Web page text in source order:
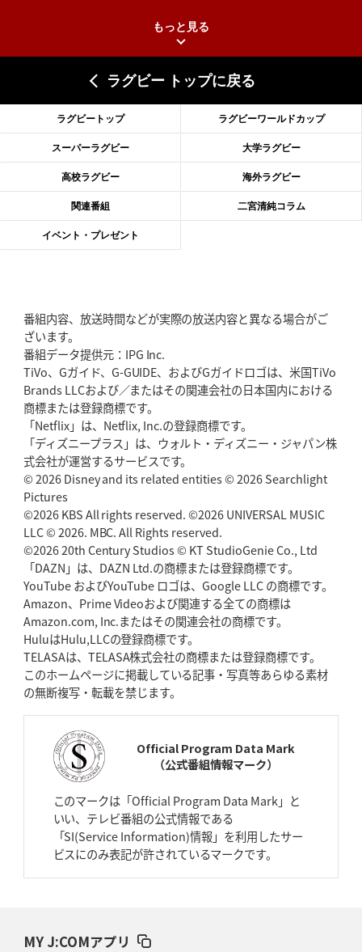
2026年6月18日(木)更新
滑川剛人レフリー、早過ぎる引退「27年W杯の主審、遠のいた夢」
2026年6月11日(木)更新
神戸、リーグワン初優勝の道のりデイブ・レニーHCの功績と財産
2026年6月4日(木)更新
“泣き虫先生”こと山口良治氏死去「信は力なり」骨太の教育方針
2026年5月21日(木)更新
狭山RG、ライチェル海遥スタッフ入り
ッション
2026年5月14日(木)更新
神戸、1位通過の立役者レタリック
「悲運の闘将」宮地克実氏死去 熱血指導で埼玉WKの基礎築く
2026年4月30日(木)更新
BR東京、「ユニバーサルデー」の意義「特別からノーマルへ」が最終
ゴール
2026年4月23日(木)更新
元代表ラピース、今季限りで引退「クボタは10年いた自分のホーム」
2026年4月16日(木)更新
BL東京「強化拠点」を「共有財産」に新クラブハウスは「皆に開かれ
た空間」
2026年4月9日(木)更新
スティーラーズ、名門復活の足音
2026年4月2日(木)更新
2026年3月26日(木)更新
AZ-COM丸和、リーグワンへ参入決定 「フィールド丸ごと計測機器」の
もっと見る
ラグビー トップに戻る
ラグビートップ ラグビーワールドカップ
スーパーラグビー 大学ラグビー
高校ラグビー 海外ラグビー
関連番組 二宮清純コラム
イベント・プレゼント
番組内容、放送時間などが実際の放送内容と異なる場合がご
ざいます。
番組データ提供元：IPG Inc.
TiVo、Gガイド、G-GUIDE、およびGガイドロゴは、米国TiVo
Brands LLCおよび／またはその関連会社の日本国内における
商標または登録商標です。
「Netflix」は、Netflix, Inc.の登録商標です。
「ディズニープラス」は、ウォルト・ディズニー・ジャパン株
式会社が運営するサービスです。
© 2026 Disney and its related entities © 2026 Searchlight
Pictures
©2026 KBS All rights reserved. ©2026 UNIVERSAL MUSIC
LLC © 2026. MBC. All Rights reserved.
©2026 20th Century Studios © KT StudioGenie Co., Ltd
「DAZN」は、DAZN Ltd.の商標または登録商標です。
YouTube およびYouTube ロゴは、Google LLC の商標です。
Amazon、Prime Videoおよび関連する全ての商標は
Amazon.com, Inc.またはその関連会社の商標です。
HuluはHulu,LLCの登録商標です。
TELASAは、TELASA株式会社の商標または登録商標です。
このホームページに掲載している記事・写真等あらゆる素材
の無断複写・転載を禁じます。
Official Program Data Mark
（公式番組情報マーク）
このマークは「Official Program Data Mark」と
いい、テレビ番組の公式情報である
「SI(Service Information)情報」を利用したサー
ビスにのみ表記が許されているマークです。
MY J:COMアプリ